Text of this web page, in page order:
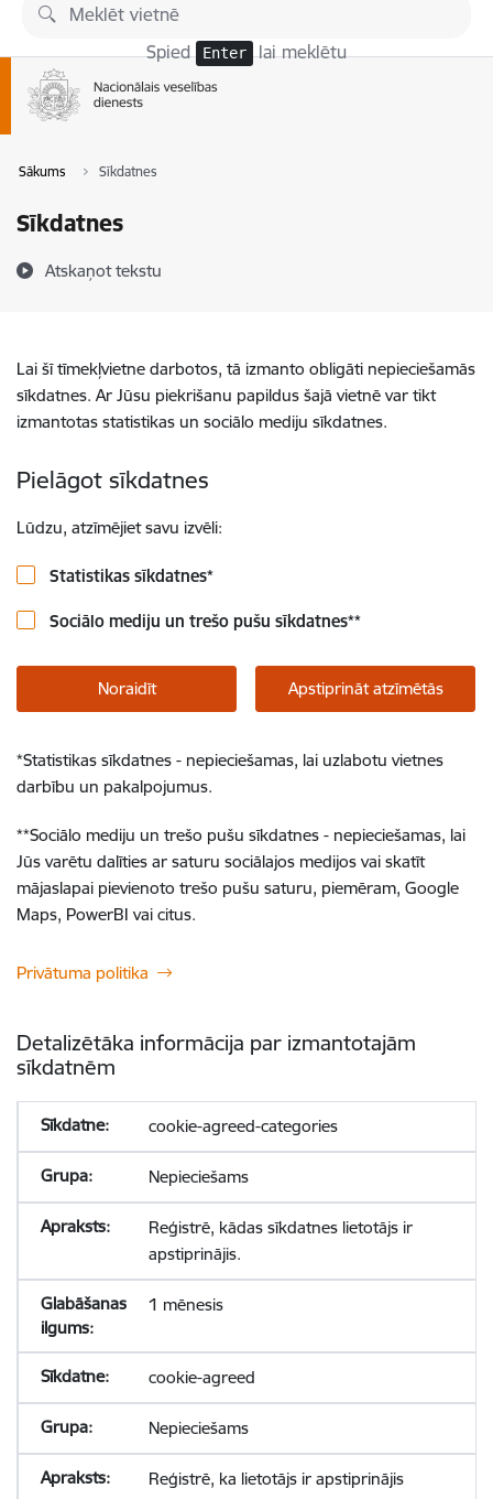
Pāriet uz lapas saturu
Spied Enter lai meklētu
Sākums Sīkdatnes
Sīkdatnes
Atskaņot tekstu
Lai šī tīmekļvietne darbotos, tā izmanto obligāti nepieciešamās
sīkdatnes. Ar Jūsu piekrišanu papildus šajā vietnē var tikt
izmantotas statistikas un sociālo mediju sīkdatnes.
Pielāgot sīkdatnes
Lūdzu, atzīmējiet savu izvēli:
Statistikas sīkdatnes*
Sociālo mediju un trešo pušu sīkdatnes**
Noraidīt Apstiprināt atzīmētās
*Statistikas sīkdatnes - nepieciešamas, lai uzlabotu vietnes
darbību un pakalpojumus.
**Sociālo mediju un trešo pušu sīkdatnes - nepieciešamas, lai
Jūs varētu dalīties ar saturu sociālajos medijos vai skatīt
mājaslapai pievienoto trešo pušu saturu, piemēram, Google
Maps, PowerBI vai citus.
Privātuma politika
Detalizētāka informācija par izmantotajām
sīkdatnēm
cookie-agreed-categories
Nepieciešams
Reģistrē, kādas sīkdatnes lietotājs ir
apstiprinājis.
1 mēnesis
cookie-agreed
Nepieciešams
Reģistrē, ka lietotājs ir apstiprinājis